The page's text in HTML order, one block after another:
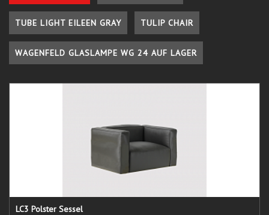
TUBE LIGHT EILEEN GRAY TULIP CHAIR
WAGENFELD GLASLAMPE WG 24 AUF LAGER
LC3 Polster Sessel